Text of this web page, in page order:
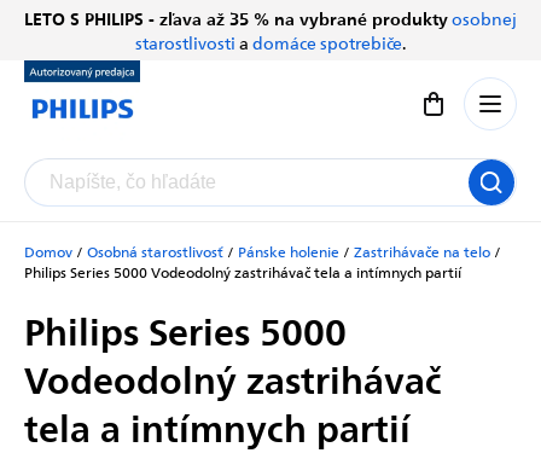
Prejsť
obsah
LETO S PHILIPS - zľava až 35 % na vybrané produktyosobnej
starostlivosti a domáce spotrebiče.
Nákupný
Domov / Osobná starostlivosť / Pánske holenie / Zastrihávače na telo /
Philips Series 5000Vodeodolný zastrihávač tela a intímnych partií
Philips Series 5000
Vodeodolný zastrihávač
tela a intímnych partií
Chatbot Filip
Autorizovaný predajce